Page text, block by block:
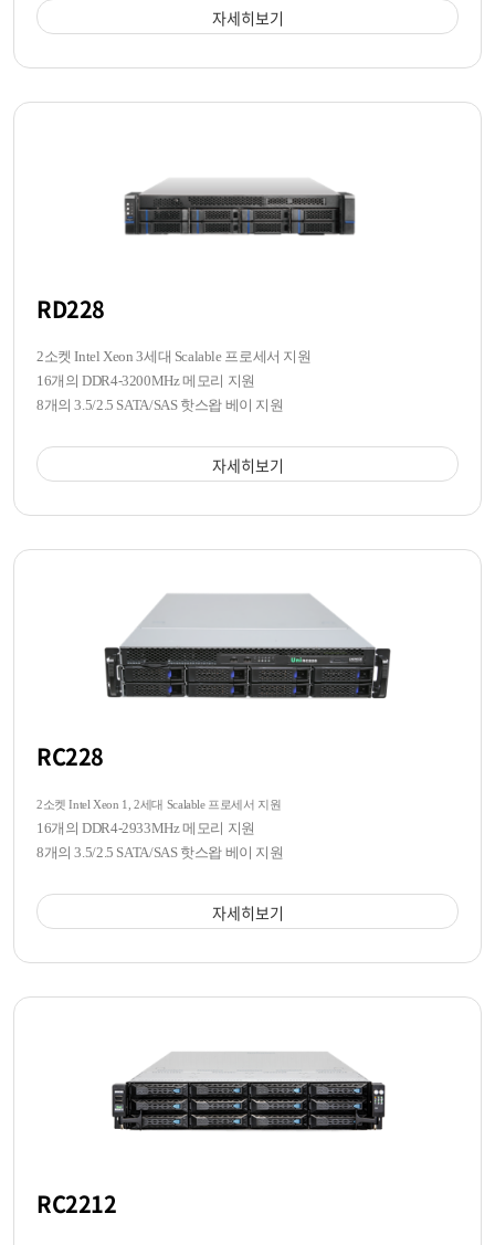
자세히보기
RD228
2소켓 Intel Xeon 3세대 Scalable 프로세서 지원
16개의 DDR4-3200MHz 메모리 지원
8개의 3.5/2.5 SATA/SAS 핫스왑 베이 지원
자세히보기
RC228
2소켓 Intel Xeon 1, 2세대 Scalable 프로세서 지원
16개의 DDR4-2933MHz 메모리 지원
8개의 3.5/2.5 SATA/SAS 핫스왑 베이 지원
자세히보기
RC2212